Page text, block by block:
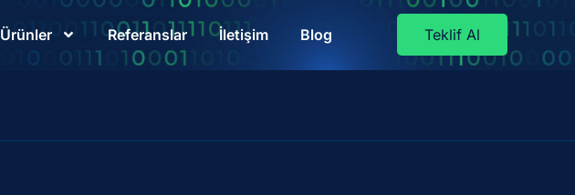
Ürünler Referanslar İletişim Blog Teklif Al